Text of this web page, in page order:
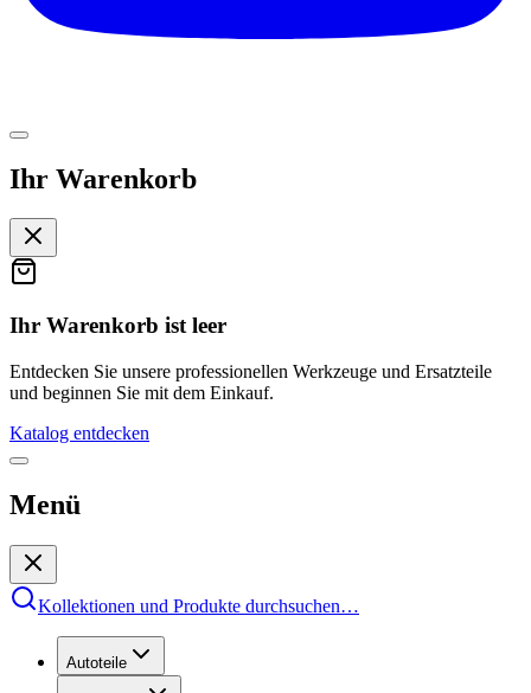
Ihr Warenkorb
Ihr Warenkorb ist leer
Entdecken Sie unsere professionellen Werkzeuge und Ersatzteile
und beginnen Sie mit dem Einkauf.
Katalog entdecken
Menü
Kollektionen und Produkte durchsuchen…
Autoteile